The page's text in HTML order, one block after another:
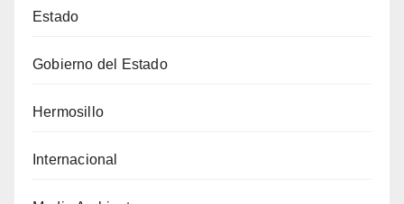
Estado
Gobierno del Estado
Hermosillo
Internacional